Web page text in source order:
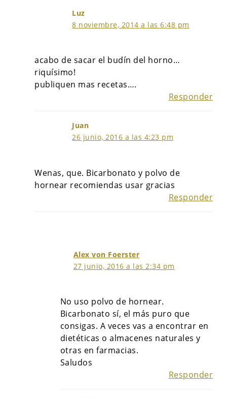
Luz
8 noviembre, 2014 a las 6:48 pm
acabo de sacar el budín del horno…
riquísimo!
publiquen mas recetas….
Responder
Juan
26 junio, 2016 a las 4:23 pm
Wenas, que. Bicarbonato y polvo de
hornear recomiendas usar gracias
Responder
Alex von Foerster
27 junio, 2016 a las 2:34 pm
No uso polvo de hornear.
Bicarbonato sí, el más puro que
consigas. A veces vas a encontrar en
dietéticas o almacenes naturales y
otras en farmacias.
Saludos
Responder